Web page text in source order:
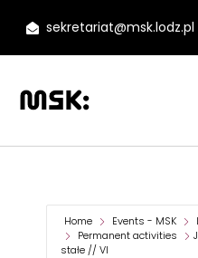
sekretariat@msk.lodz.pl
Home Events - MSK
Permanent activities
stałe // VI